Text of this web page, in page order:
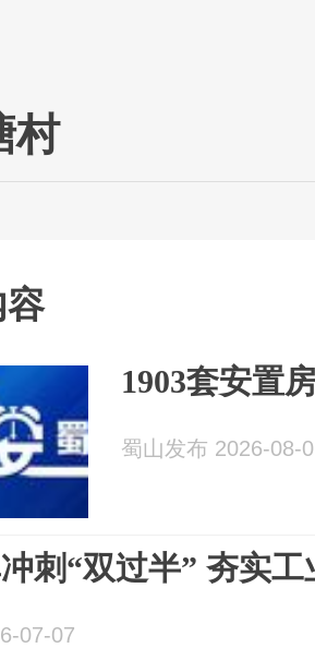
村
1903套安置
蜀山发布 2026-08-
刺“双过半” 夯实
07-07